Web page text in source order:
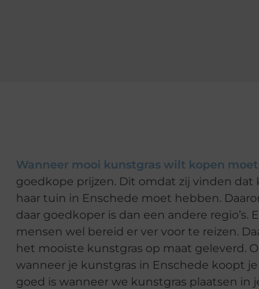
Wanneer mooi kunstgras wilt kopen
goedkope prijzen. Dit omdat zij vinden
haar tuin in Enschede moet hebben.
daar goedkoper is dan een andere
mensen wel bereid er ver voor te reizen.
het mooiste kunstgras op maat geleverd.
wanneer je kunstgras in Enschede koopt
goed is wanneer we kunstgras plaatsen